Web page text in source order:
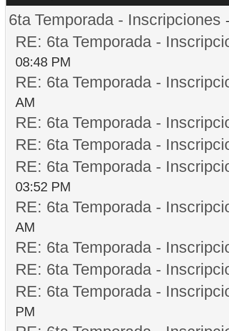
6ta Temporada - Inscripciones
RE: 6ta Temporada -
08:48 PM
RE: 6ta Temporada -
AM
RE: 6ta Temporada -
RE: 6ta Temporada -
RE: 6ta Temporada -
03:52 PM
RE: 6ta Temporada -
AM
RE: 6ta Temporada -
RE: 6ta Temporada -
RE: 6ta Temporada -
PM